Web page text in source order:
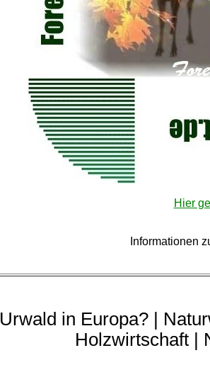
Hier
Informationen
Urwald in Europa? |
Holzwirtschaft |